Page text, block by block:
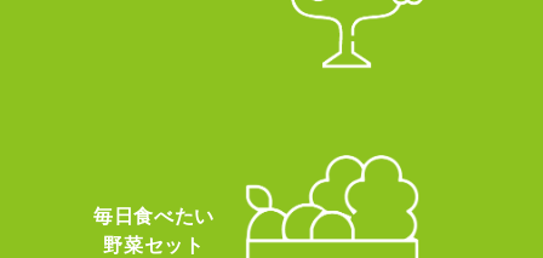
毎日食べたい
野菜セット